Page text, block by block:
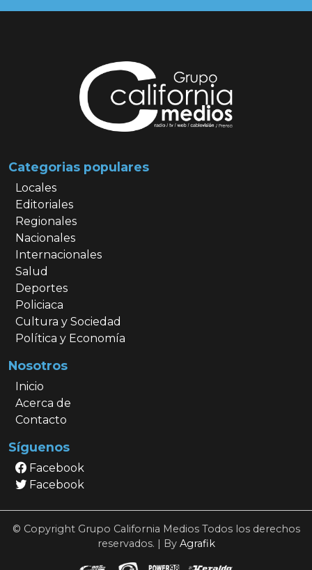
Categorias populares
Locales
Editoriales
Regionales
Nacionales
Internacionales
Salud
Deportes
Policiaca
Cultura y Sociedad
Política y Economía
Nosotros
Inicio
Acerca de
Contacto
Síguenos
Facebook
Facebook
© Copyright Grupo California Medios Todos los derechos
reservados. | By Agrafik